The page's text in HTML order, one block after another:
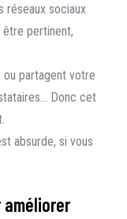
réseaux sociaux
être pertinent,
ou partagent votre
Donc cet
absurde, si vous